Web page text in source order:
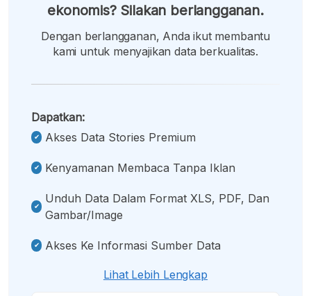
ekonomis? Silakan berlangganan.
Dengan berlangganan, Anda ikut membantu
kami untuk menyajikan data berkualitas.
Dapatkan:
Akses Data Stories Premium
Kenyamanan Membaca Tanpa Iklan
Unduh Data Dalam Format XLS, PDF, Dan
Gambar/image
Akses Ke Informasi Sumber Data
Lihat Lebih Lengkap